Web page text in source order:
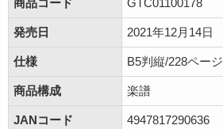
商品コード
GTC01100178
発売日 2021年12月14日
仕様 B5判縦/228ページ
商品構成 楽譜
JANコード 4947817290636